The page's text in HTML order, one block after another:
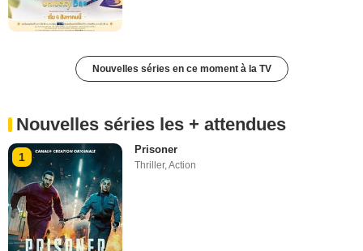
Nouvelles séries en ce moment à la TV
Nouvelles séries les + attendues
1
Prisoner
Thriller,Action